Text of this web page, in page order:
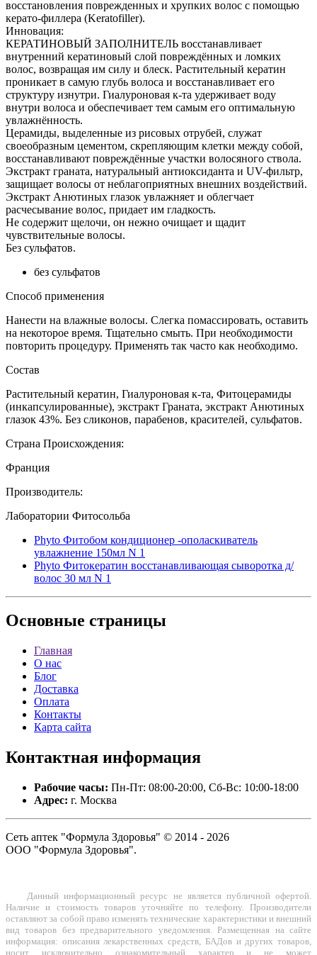
восстановления поврежденных и хрупких волос с помощью
керато-филлера (Keratofiller).
Инновация:
КЕРАТИНОВЫЙ ЗАПОЛНИТЕЛЬ восстанавливает
внутренний кератиновый слой повреждённых и ломких
волос, возвращая им силу и блеск. Растительный кератин
проникает в самую глубь волоса и восстанавливает его
структуру изнутри. Гиалуроновая к-та удерживает воду
внутри волоса и обеспечивает тем самым его оптимальную
увлажнённость.
Церамиды, выделенные из рисовых отрубей, служат
своеобразным цементом, скрепляющим клетки между собой,
восстанавливают повреждённые участки волосяного ствола.
Экстракт граната, натуральный антиоксиданта и UV-фильтр,
защищает волосы от неблагоприятных внешних воздействий.
Экстракт Анютиных глазок увлажняет и облегчает
расчесывание волос, придает им гладкость.
Не содержит щелочи, он нежно очищает и щадит
чувствительные волосы.
Без сульфатов.
без сульфатов
Способ применения
Нанести на влажные волосы. Слегка помассировать, оставить
на некоторое время. Тщательно смыть. При необходимости
повторить процедуру. Применять так часто как необходимо.
Состав
Растительный кератин, Гиалуроновая к-та, Фитоцерамиды
(инкапсулированные), экстракт Граната, экстракт Анютиных
глазок 43%. Без сликонов, парабенов, красителей, сульфатов.
Страна Происхождения:
Франция
Производитель:
Лаборатории Фитосольба
Phyto Фитобом кондиционер -ополаскиватель
увлажнение 150мл N 1
Phyto Фитокератин восстанавливающая сыворотка д/
волос 30 мл N 1
Основные страницы
Главная
О нас
Блог
Доставка
Оплата
Контакты
Карта сайта
Контактная информация
Рабочие часы: Пн-Пт: 08:00-20:00, Сб-Вс: 10:00-18:00
Адрес: г. Москва
Сеть аптек "Формула Здоровья" © 2014 - 2026
ООО "Формула Здоровья".
Данный информационный ресурс не является публичной офертой.
Наличие и стоимость товаров уточняйте по телефону. Производители
оставляют за собой право изменять технические характеристики и внешний
вид товаров без предварительного уведомления. Размещенная на сайте
информация: описания лекарственных средств, БАДов и других товаров,
носит исключительно ознакомительный характер и не может